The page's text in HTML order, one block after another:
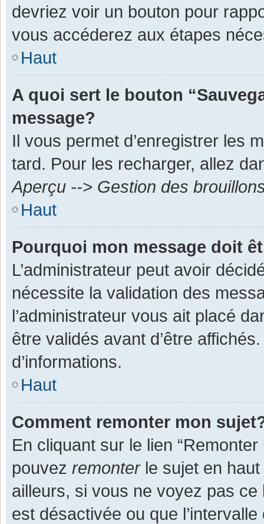
devriez voir un bouton pour
vous accéderez aux étapes
Haut
A quoi sert le bouton
message?
Il vous permet d’enregistrer les
tard. Pour les recharger, allez
Aperçu --> Gestion des
Haut
Pourquoi mon message doit
L’administrateur peut avoir
nécessite la validation des
l’administrateur vous ait placé
être validés avant d’être
d’informations.
Haut
Comment remonter mon
En cliquant sur le lien
pouvez remonterle sujet en haut
ailleurs, si vous ne voyez pas
est désactivée ou que